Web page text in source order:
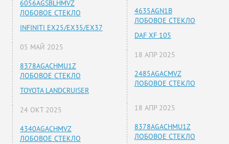
6056AGSBLHMVZ
ЛОБОВОЕ СТЕКЛО
INFINITI EX25/EX35/EX37
05 МАЙ 2025
8378AGACHMU1Z
ЛОБОВОЕ СТЕКЛО
TOYOTA LANDCRUISER
24 ОКТ 2025
4340AGACHMVZ
ЛОБОВОЕ СТЕКЛО
4635AGN1B
ЛОБОВОЕ СТЕКЛО
DAF XF 105
18 АПР 2025
2485AGACMVZ
ЛОБОВОЕ СТЕКЛО
18 АПР 2025
8378AGACHMU1Z
ЛОБОВОЕ СТЕКЛО